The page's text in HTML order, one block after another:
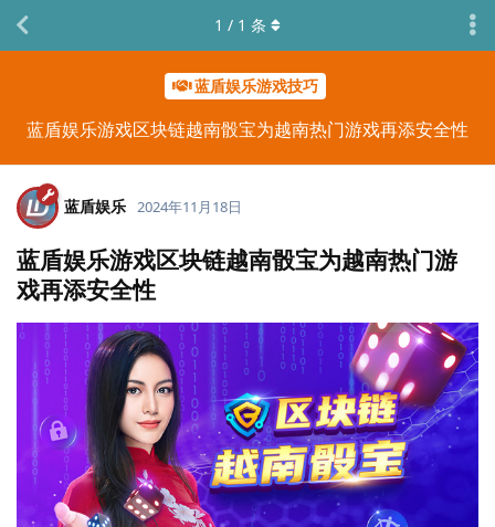
蓝盾娱乐游戏技巧
蓝盾娱乐游戏区块链越南骰宝为越南热门游戏再添安全性
1 / 1 条
蓝盾娱乐 2024年11月18日
蓝盾娱乐游戏区块链越南骰宝为越南热门游
戏再添安全性